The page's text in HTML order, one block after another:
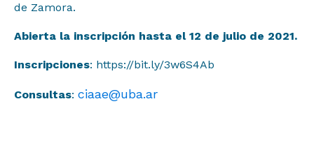
de Zamora.
Abierta la inscripción hasta el 12 de julio de 2021.
Inscripciones: https://bit.ly/3w6S4Ab
Consultas: ciaae@uba.ar